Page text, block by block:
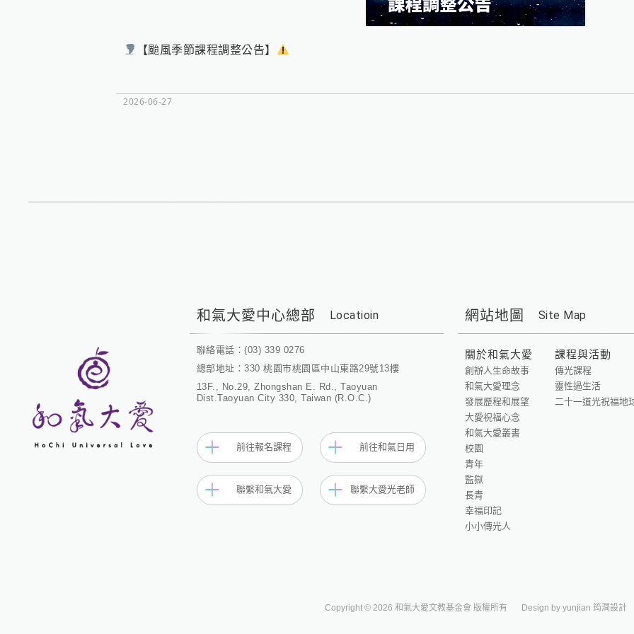
【颱風季節課程調整公告】
2026-06-27
和氣大愛中心總部 Locatioin
聯絡電話：(03) 339 0276
總部地址：330 桃園市桃園區中山東路29號13樓
13F., No.29, Zhongshan E. Rd., Taoyuan
Dist.Taoyuan City 330, Taiwan (R.O.C.)
前往報名課程 前往和氣日用
聯繫和氣大愛 聯繫大愛光老師
網站地圖 Site Map
關於和氣大愛
創辦人生命故事
和氣大愛理念
發展歷程和展望
大愛祝福心念
和氣大愛叢書
校園
青年
監獄
長青
幸福印記
小小傳光人
課程與活動
傳光課程
靈性過生活
二十一道光祝福地
Copyright © 2026 和氣大愛文教基金會 版權所有 Design by yunjian 筠澗設計